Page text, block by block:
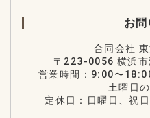
お
合同会社
〒223-0056 横浜
営業時間
： 9:00〜
土曜日の
定休日：日曜日、祝